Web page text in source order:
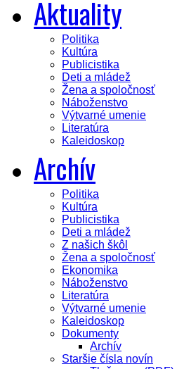
Aktuality
Politika
Kultúra
Publicistika
Deti a mládež
Žena a spoločnosť
Náboženstvo
Výtvarné umenie
Literatúra
Kaleidoskop
Archív
Politika
Kultúra
Publicistika
Deti a mládež
Z našich škôl
Žena a spoločnosť
Ekonomika
Náboženstvo
Literatúra
Výtvarné umenie
Kaleidoskop
Dokumenty
Archív
Staršie čísla novín